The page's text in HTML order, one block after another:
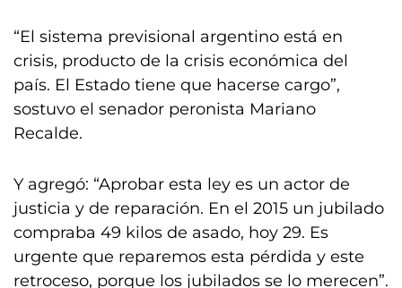
“El sistema previsional argentino está en
crisis, producto de la crisis económica del
país. El Estado tiene que hacerse cargo”,
sostuvo el senador peronista Mariano
Recalde.
Y agregó: “Aprobar esta ley es un actor de
justicia y de reparación. En el 2015 un jubilado
compraba 49 kilos de asado, hoy 29. Es
urgente que reparemos esta pérdida y este
retroceso, porque los jubilados se lo merecen”.